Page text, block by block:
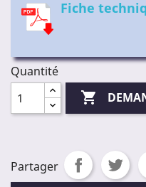
Fiche
Quantité

Partager